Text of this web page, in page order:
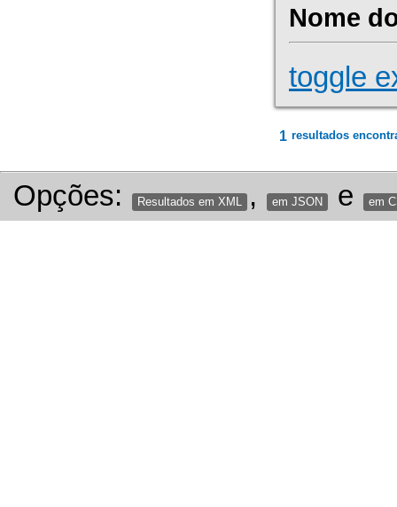
Nome
toggle
1 resultados
Opções: Resultados em XML , em JSON e em